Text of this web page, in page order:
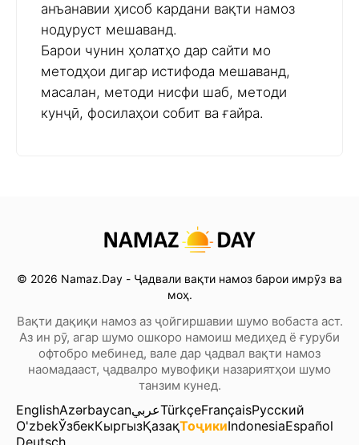
анъанавии ҳисоб кардани вақти намоз
нодуруст мешаванд.
Барои чунин ҳолатҳо дар сайти мо
методҳои дигар истифода мешаванд,
масалан, методи нисфи шаб, методи
кунҷӣ, фосилаҳои собит ва ғайра.
© 2026 Namaz.Day - Ҷадвали вақти намоз барои имрӯз ва
моҳ.
Вақти дақиқи намоз аз ҷойгиршавии шумо вобаста аст.
Аз ин рӯ, агар шумо ошкоро намоиш медиҳед ё ғуруби
офтобро мебинед, вале дар ҷадвал вақти намоз
наомадааст, ҷадвалро мувофиқи назариятҳои шумо
танзим кунед.
EnglishAzərbaycanعربيTürkçeFrançaisРусский
O'zbekЎзбекКыргызҚазақТоҷикиIndonesiaEspañol